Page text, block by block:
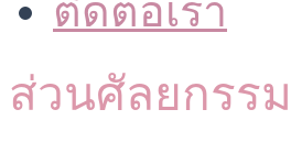
ติดต่อเรา
ส่วนศัลยกรรม